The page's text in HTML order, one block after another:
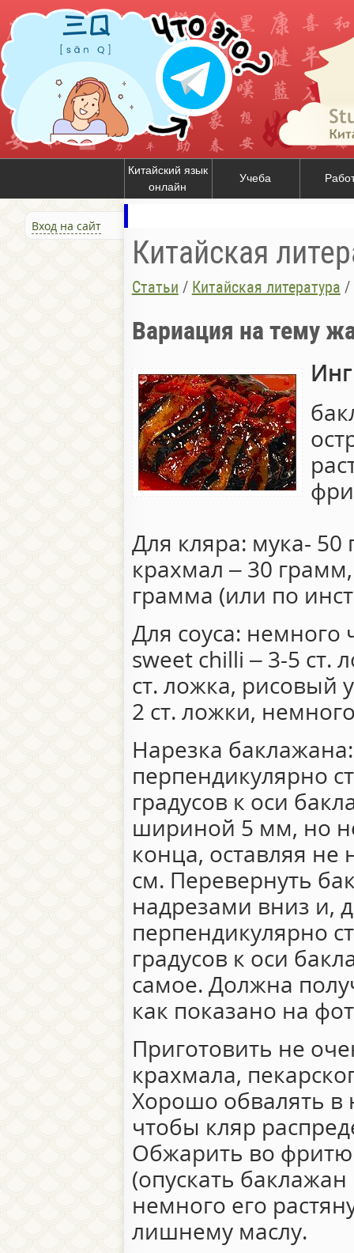
Китайский язык
онлайн
Учеба
Вход на сайт
Китайская
Статьи / Китайская литература /
Вариация на тему
Для кляра: мука-
крахмал – 30
грамма (или по
Для соуса: немного
sweet chilli – 3-5 ст.
ст. ложка, рисовый
2 ст. ложки,
Нарезка
перпендикулярно
градусов к оси
шириной 5 мм, но
конца, оставляя
см. Перевернуть
надрезами вниз и,
перпендикулярно
градусов к оси
самое. Должна
как показано на
Приготовить не
крахмала,
Хорошо обвалять в
чтобы кляр
Обжарить во
(опускать
немного его
лишнему маслу.